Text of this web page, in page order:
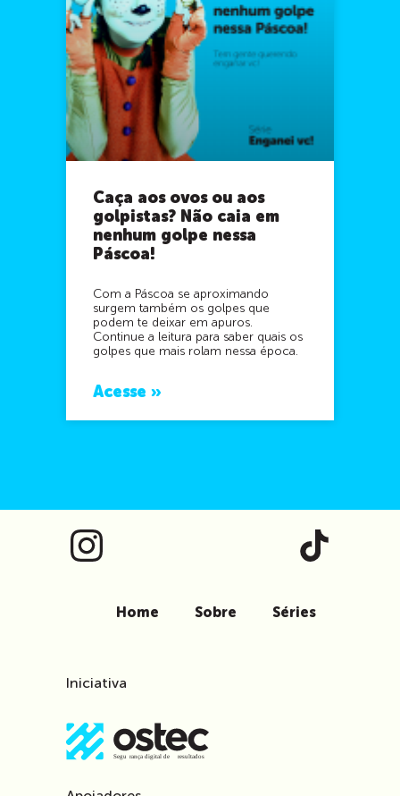
Caça aos ovos ou aos
golpistas? Não caia em
nenhum golpe nessa
Páscoa!
Com a Páscoa se aproximando
surgem também os golpes que
podem te deixar em apuros.
Continue a leitura para saber quais os
golpes que mais rolam nessa época.
Acesse »
Home Sobre Séries
Iniciativa